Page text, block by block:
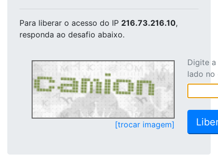
Para liberar o acesso do IP 216.73.216.10,
responda ao desafio abaixo.
[trocar imagem]
Digite
lado no